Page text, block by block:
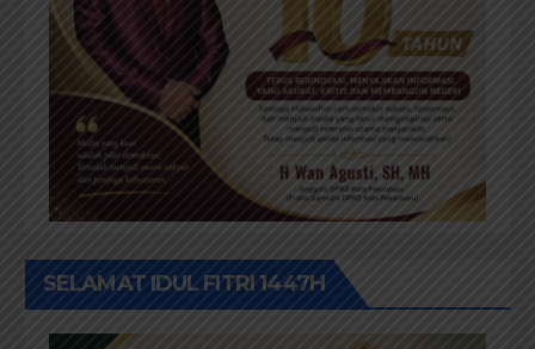
SELAMAT IDUL FITRI 1447H